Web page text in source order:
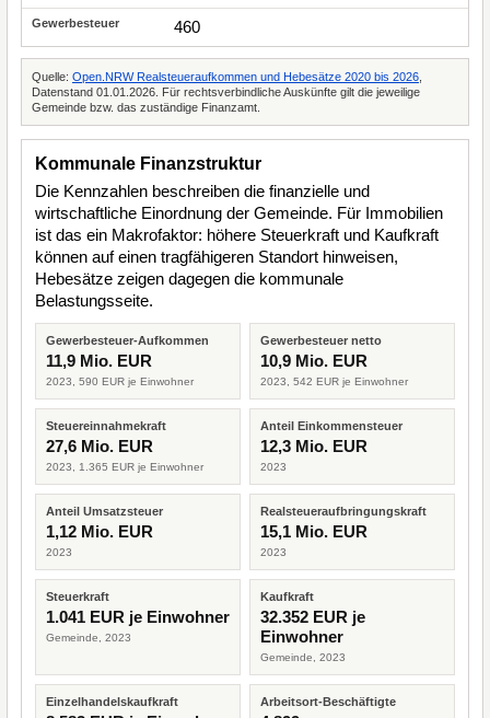
460
Quelle: Open.NRW Realsteueraufkommen und Hebesätze 2020 bis 2026
Datenstand 01.01.2026. Für rechtsverbindliche Auskünfte gilt die jeweilige
Gemeinde bzw. das zuständige Finanzamt.
Kommunale Finanzstruktur
Die Kennzahlen beschreiben die finanzielle und
wirtschaftliche Einordnung der Gemeinde. Für Immobilien
ist das ein Makrofaktor: höhere Steuerkraft und Kaufkraft
können auf einen tragfähigeren Standort hinweisen,
Hebesätze zeigen dagegen die kommunale
Belastungsseite.
Gewerbesteuer-Aufkommen
11,9 Mio. EUR
2023, 590 EUR je Einwohner
Gewerbesteuer netto
10,9 Mio. EUR
2023, 542 EUR je Einwohner
Steuereinnahmekraft
27,6 Mio. EUR
2023, 1.365 EUR je Einwohner
Anteil Einkommensteuer
12,3 Mio. EUR
2023
Anteil Umsatzsteuer
1,12 Mio. EUR
2023
Realsteueraufbringungskraft
15,1 Mio. EUR
2023
Steuerkraft
1.041 EUR je Einwohner
Gemeinde, 2023
Kaufkraft
32.352 EUR je
Einwohner
Gemeinde, 2023
Einzelhandelskaufkraft Arbeitsort-Beschäftigte